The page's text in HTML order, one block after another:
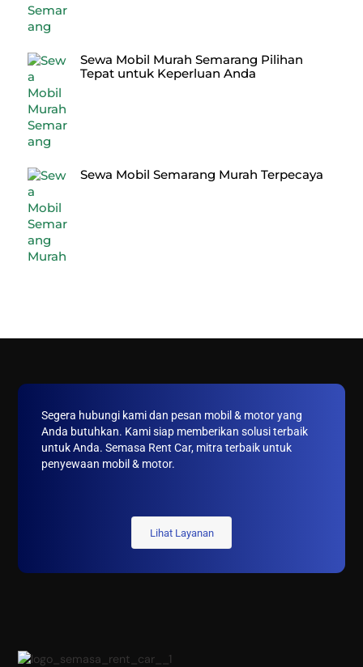
Sewa Mobil Murah Semarang Pilihan
Tepat untuk Keperluan Anda
Sewa Mobil Semarang Murah Terpecaya
Top
Segera hubungi kami dan pesan mobil & motor yang
Anda butuhkan. Kami siap memberikan solusi terbaik
untuk Anda. Semasa Rent Car, mitra terbaik untuk
penyewaan mobil & motor.
Lihat Layanan